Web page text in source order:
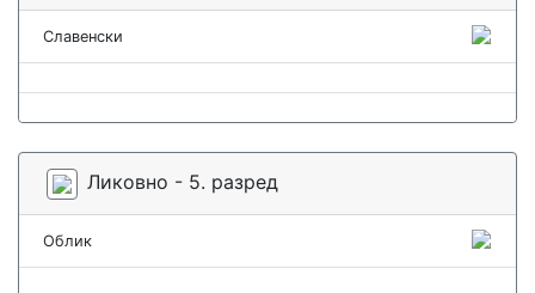
Славенски
Ликовно - 5. разред
Облик